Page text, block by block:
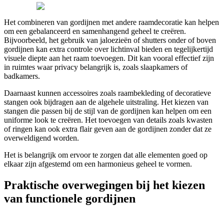
Het combineren van gordijnen met andere raamdecoratie kan helpen
om een gebalanceerd en samenhangend geheel te creëren.
Bijvoorbeeld, het gebruik van jaloezieën of shutters onder of boven
gordijnen kan extra controle over lichtinval bieden en tegelijkertijd
visuele diepte aan het raam toevoegen. Dit kan vooral effectief zijn
in ruimtes waar privacy belangrijk is, zoals slaapkamers of
badkamers.
Daarnaast kunnen accessoires zoals raambekleding of decoratieve
stangen ook bijdragen aan de algehele uitstraling. Het kiezen van
stangen die passen bij de stijl van de gordijnen kan helpen om een
uniforme look te creëren. Het toevoegen van details zoals kwasten
of ringen kan ook extra flair geven aan de gordijnen zonder dat ze
overweldigend worden.
Het is belangrijk om ervoor te zorgen dat alle elementen goed op
elkaar zijn afgestemd om een harmonieus geheel te vormen.
Praktische overwegingen bij het kiezen
van functionele gordijnen